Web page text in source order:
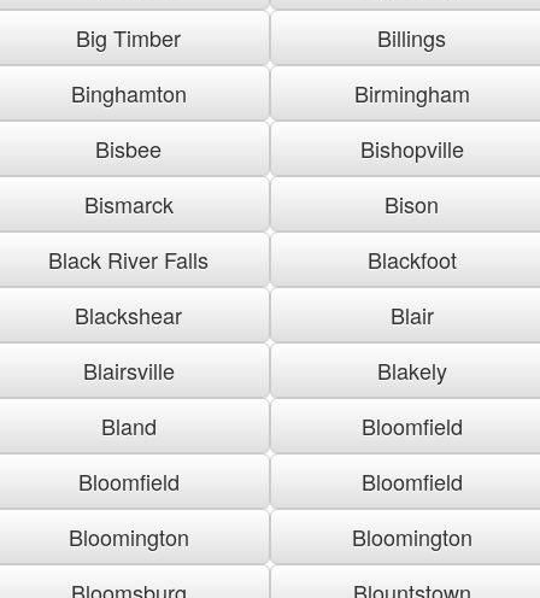
Big Timber
Billings
Binghamton
Birmingham
Bisbee
Bishopville
Bismarck
Bison
Black River Falls
Blackfoot
Blackshear
Blair
Blairsville
Blakely
Bland
Bloomfield
Bloomfield
Bloomfield
Bloomington
Bloomington